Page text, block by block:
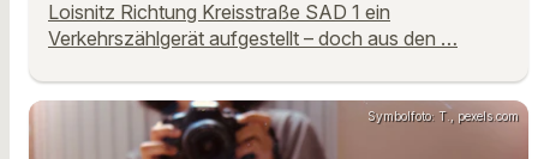
Loisnitz Richtung Kreisstraße SAD 1 ein
Verkehrszählgerät aufgestellt – doch aus den …
Symbolfoto: T., pexels.com